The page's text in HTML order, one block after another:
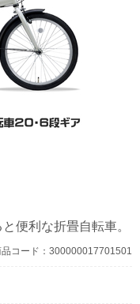
便利な折畳自転車。
品コード：300000017701501